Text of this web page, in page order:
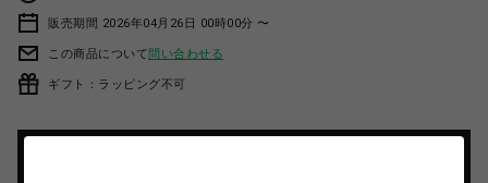
販売期間 2026年04月26日 00時00分 〜
この商品について問い合わせる
ギフト：ラッピング不可